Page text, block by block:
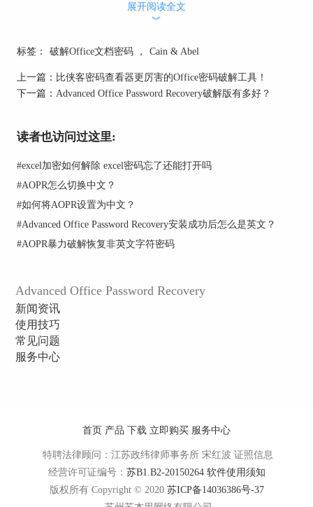
Cain & Abel 下有两个程序，一个是Cain主程序，
安装。正确安装CAIN后从CAIN目录下拷贝
Abel.exe和Abel.dll到 C:\Windows\System32目录
下，运行Abel.exe安装，并在服务里设置为自动启
动，运行Cain。除此之外Cain下还分好几个大类，
的使用方法十分复杂。
Advanced Office Password Recovery是什么？
Advanced Office Password Recovery简称AOPR，兼
容Office所有版本，支持每种Office文档的所有密
码。AOPR软件可破解Microsoft Office文档包括
Word、Excel、Access、Outlook、Project、
Money、PowerPoint、Visio、Publisher、OneNote、
解锁受密码保护的任何VBA项目。Advanced Office
Password Recovery的最新版本是6.20，除了试用
版，Advanced Office Password Recovery完整版有三
个版本可供选择：家庭版、标准版、专业版，并按
照此顺序功能逐步增强，用户可根据使用需要灵活
为了说明Advanced Office Password Recovery的破解
Password Recovery6.20正式版，只需要从“打开文
件”按钮中选择需要的文件并打开，AOPR会自动运
行准备攻击，只需要等待30秒左右便会弹出以下结
展开阅读全文
︾
标签： 破解Office文档密码 ， Cain & Abel
上一篇： 比侠客密码查看器更厉害的Office密码破解工具！
下一篇： Advanced Office Password Recovery破解版有多好？
读者也访问过这里:
#excel加密如何解除 excel密码忘了还能打开吗
#AOPR怎么切换中文？
#如何将AOPR设置为中文？
#Advanced Office Password Recovery安装成功后怎么是英文？
#AOPR暴力破解恢复非英文字符密码
Advanced Office Password Recovery
新闻资讯
使用技巧
常见问题
服务中心
首页 产品 下载 立即购买 服务中心
特聘法律顾问：江苏政纬律师事务所 宋红波 证照信息
经营许可证编号： 苏B1.B2-20150264 软件使用须知
版权所有 Copyright © 2020 苏ICP备14036386号-37